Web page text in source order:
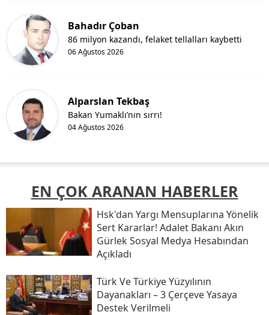
Bahadır Çoban
06 Ağustos 2026
86 milyon kazandı, felaket tellalları kaybetti
Alparslan Tekbaş
04 Ağustos 2026
Bakan Yumaklı’nın sırrı!
EN ÇOK ARANAN HABERLER
Hsk'dan Yargı Mensuplarına Yönelik
Sert Kararlar! Adalet Bakanı Akın
Gürlek Sosyal Medya Hesabından
Açıkladı
Türk Ve Türkiye Yüzyılının
Dayanakları – 3 Çerçeve Yasaya
Destek Verilmeli